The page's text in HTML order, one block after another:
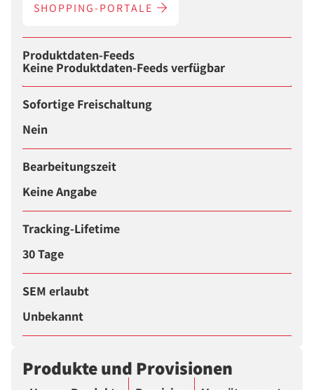
SHOPPING-PORTALE
Produktdaten-Feeds
Keine Produktdaten-Feeds verfügbar
Sofortige Freischaltung
Nein
Bearbeitungszeit
Keine Angabe
Tracking-Lifetime
30 Tage
SEM erlaubt
Unbekannt
Produkte und Provisionen